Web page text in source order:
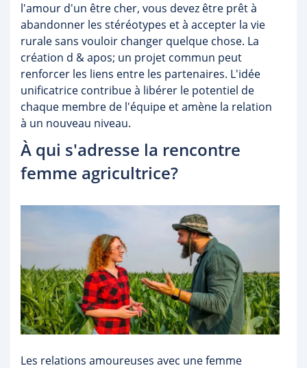
l'amour d'un être cher, vous devez être prêt à
abandonner les stéréotypes et à accepter la vie
rurale sans vouloir changer quelque chose. La
création d & apos; un projet commun peut
renforcer les liens entre les partenaires. L'idée
unificatrice contribue à libérer le potentiel de
chaque membre de l'équipe et amène la relation
à un nouveau niveau.
À qui s'adresse la rencontre
femme agricultrice?
Les relations amoureuses avec une femme